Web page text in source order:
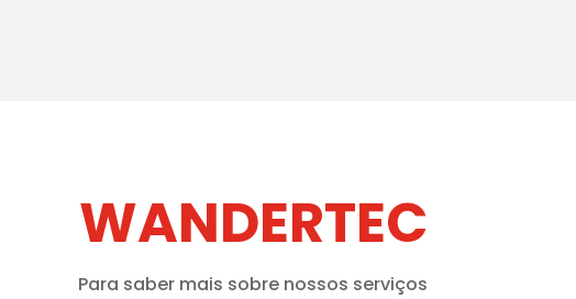
WANDERTEC
Para saber mais sobre nossos serviços